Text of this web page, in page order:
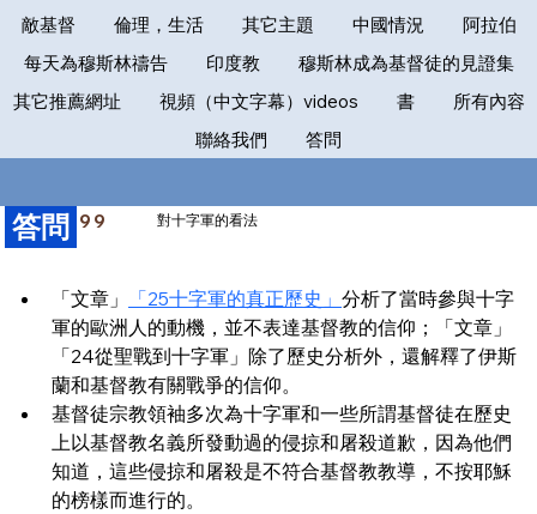
敵基督
倫理，生活 其它主題 中國情況
阿拉伯
每天為穆斯林禱告
印度教
穆斯林成為基督徒的見證集
其它推薦網址
視頻（中文字幕）videos 書
所有內容
聯絡我們
答問
對十字軍的看法
99
​答問
「文章」 「25十字軍的真正歷史」 分析了當時參與十字
軍的歐洲人的動機，並不表達基督教的信仰；「文章」
「24從聖戰到十字軍」除了歷史分析外，還解釋了伊斯
蘭和基督教有關戰爭的信仰。
基督徒宗教領袖多次為十字軍和一些所謂基督徒在歷史
上以基督教名義所發動過的侵掠和屠殺道歉，因為他們
知道，這些侵掠和屠殺是不符合基督教教導，不按耶穌
的榜樣而進行的。